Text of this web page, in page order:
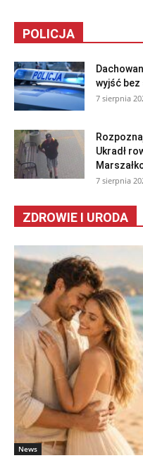
POLICJA
wyjść bez
7 sierpnia
Ukradł
7 sierpnia
ZDROWIE I URODA
News